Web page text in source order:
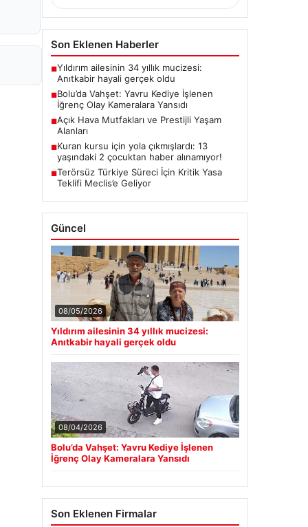
Son Eklenen Haberler
■Yıldırım ailesinin 34 yıllık mucizesi:
Anıtkabir hayali gerçek oldu
■Bolu’da Vahşet: Yavru Kediye İşlenen
İğrenç Olay Kameralara Yansıdı
■Açık Hava Mutfakları ve Prestijli Yaşam
Alanları
■Kuran kursu için yola çıkmışlardı: 13
yaşındaki 2 çocuktan haber alınamıyor!
■Terörsüz Türkiye Süreci İçin Kritik Yasa
Teklifi Meclis’e Geliyor
Güncel
08/05/2026
Yıldırım ailesinin 34 yıllık mucizesi:
Anıtkabir hayali gerçek oldu
08/04/2026
Bolu’da Vahşet: Yavru Kediye İşlenen
İğrenç Olay Kameralara Yansıdı
Son Eklenen Firmalar